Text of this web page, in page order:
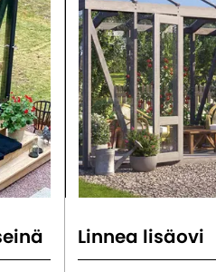
Linnea lisäovi